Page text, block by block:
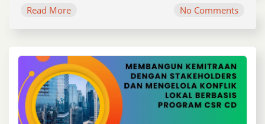
Read More No Comments